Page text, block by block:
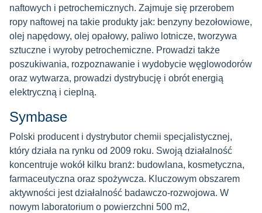
naftowych i petrochemicznych. Zajmuje się przerobem
ropy naftowej na takie produkty jak: benzyny bezołowiowe,
olej napędowy, olej opałowy, paliwo lotnicze, tworzywa
sztuczne i wyroby petrochemiczne. Prowadzi także
poszukiwania, rozpoznawanie i wydobycie węglowodorów
oraz wytwarza, prowadzi dystrybucję i obrót energią
elektryczną i cieplną.
Symbase
Polski producent i dystrybutor chemii specjalistycznej,
który działa na rynku od 2009 roku. Swoją działalność
koncentruje wokół kilku branż: budowlana, kosmetyczna,
farmaceutyczna oraz spożywcza. Kluczowym obszarem
aktywności jest działalność badawczo-rozwojowa. W
nowym laboratorium o powierzchni 500 m2,